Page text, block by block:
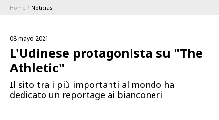
1896 MEMBERSHIP PROGRAM
Home Noticias
08 mayo 2021
L'Udinese protagonista su "The
Athletic"
Il sito tra i più importanti al mondo ha
dedicato un reportage ai bianconeri